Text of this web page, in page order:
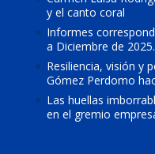
y el canto coral
Informes
a Diciembre de 2025.
Resiliencia, visión y
Gómez Perdomo
Las huellas
en el gremio